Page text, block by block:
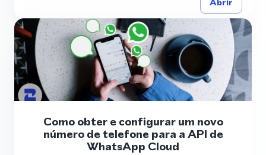
Como obter e configurar um novo
número de telefone para a API de
WhatsApp Cloud